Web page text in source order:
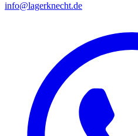
info@lagerknecht.de